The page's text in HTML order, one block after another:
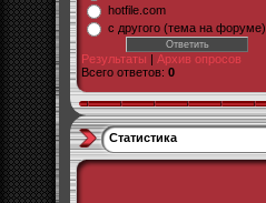
hotfile.com
с другого (тема на форуме)
Результаты | Архив опросов
Всего ответов: 0
Статистика